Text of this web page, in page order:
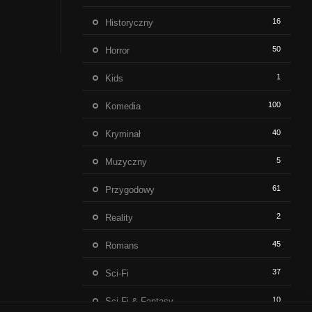
Historyczny 16
Horror 50
Kids 1
Komedia 100
Kryminał 40
Muzyczny 5
Przygodowy 61
Reality 2
Romans 45
Sci-Fi 37
Sci-Fi & Fantasy 10